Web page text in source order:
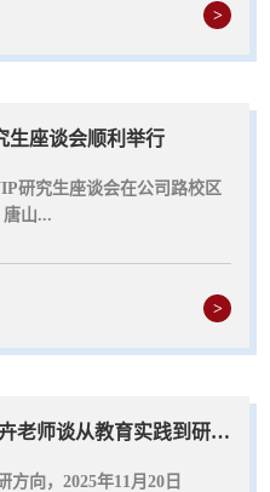
>
生座谈会顺利举行
研究生座谈会在公司路校区
唐山...
>
tyc122ccVIP知行大讲堂｜郑卉老师谈从教育实践到研究起点的科研启航
向，2025年11月20日